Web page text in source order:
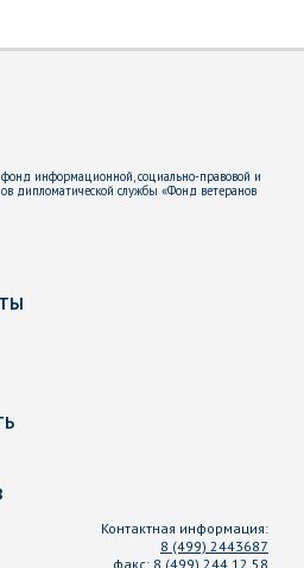
информационной, социально-правовой и
дипломатической службы «Фонд ветеранов
Контактная информация:
8 (499) 2443687
факс: 8 (499) 244 12 58